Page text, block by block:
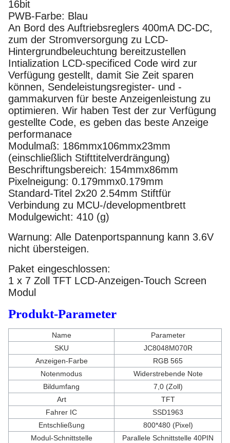
16bit
PWB-Farbe: Blau
An Bord des Auftriebsreglers 400mA DC-DC,
zum der Stromversorgung zu LCD-
Hintergrundbeleuchtung bereitzustellen
Intialization LCD-specificed Code wird zur
Verfügung gestellt, damit Sie Zeit sparen
können, Sendeleistungsregister- und -
gammakurven für beste Anzeigenleistung zu
optimieren. Wir haben Test der zur Verfügung
gestellte Code, es geben das beste Anzeige
performanace
Modulmaß: 186mmx106mmx23mm
(einschließlich Stifttitelverdrängung)
Beschriftungsbereich: 154mmx86mm
Pixelneigung: 0.179mmx0.179mm
Standard-Titel 2x20 2.54mm Stiftfür
Verbindung zu MCU-/developmentbrett
Modulgewicht: 410 (g)
Warnung: Alle Datenportspannung kann 3.6V
nicht übersteigen.
Paket eingeschlossen:
1 x 7 Zoll TFT LCD-Anzeigen-Touch Screen
Modul
Produkt-Parameter
Name
Parameter
SKU
JC8048M070R
Anzeigen-Farbe
RGB 565
Notenmodus
Widerstrebende Note
Bildumfang
7,0 (Zoll)
Art
TFT
Fahrer IC
SSD1963
Entschließung
800*480 (Pixel)
Modul-Schnittstelle
Parallele Schnittstelle 40PIN